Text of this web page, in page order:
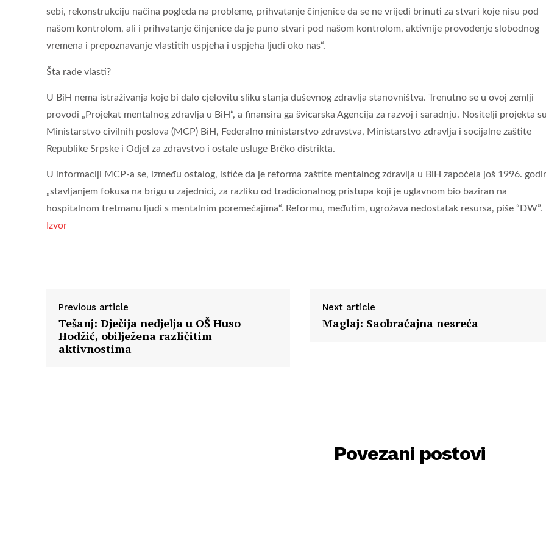
sebi, rekonstrukciju načina pogleda na probleme, prihvatanje činjenice da se ne vrijedi brinuti za stvari koje nisu pod
našom kontrolom, ali i prihvatanje činjenice da je puno stvari pod našom kontrolom, aktivnije provođenje slobodnog
vremena i prepoznavanje vlastitih uspjeha i uspjeha ljudi oko nas“.
Šta rade vlasti?
U BiH nema istraživanja koje bi dalo cjelovitu sliku stanja duševnog zdravlja stanovništva. Trenutno se u ovoj zemlji
provodi „Projekat mentalnog zdravlja u BiH“, a finansira ga švicarska Agencija za razvoj i saradnju. Nositelji projekta
Ministarstvo civilnih poslova (MCP) BiH, Federalno ministarstvo zdravstva, Ministarstvo zdravlja i socijalne zaštite
Republike Srpske i Odjel za zdravstvo i ostale usluge Brčko distrikta.
U informaciji MCP-a se, između ostalog, ističe da je reforma zaštite mentalnog zdravlja u BiH započela još 1996.
„stavljanjem fokusa na brigu u zajednici, za razliku od tradicionalnog pristupa koji je uglavnom bio baziran na
hospitalnom tretmanu ljudi s mentalnim poremećajima“. Reformu, međutim, ugrožava nedostatak resursa, piše “DW”.
Izvor
Previous article
Tešanj: Dječija nedjelja u OŠ Huso
Hodžić, obilježena različitim
aktivnostima
Next article
Maglaj: Saobraćajna nesreća
Povezani postovi